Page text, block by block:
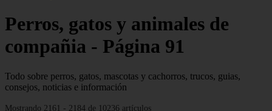
Perros, gatos y animales de
compañia - Página 91
Todo sobre perros, gatos, mascotas y cachorros, trucos, guias,
consejos, noticias e información
Mostrando 2161 - 2184 de 10236 artículos